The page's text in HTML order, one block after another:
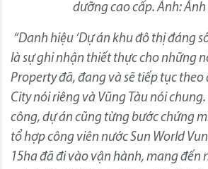
dưỡng cao cấp. Ảnh:
“Danh hiệu ‘Dự án khu đô thị đáng
là sự ghi nhận thiết thực cho những
Property đã, đang và sẽ tiếp tục
City nói riêng và Vũng Tàu nói
công, dự án cũng từng bước chứng
tổ hợp công viên nước Sun World
15ha đã đi vào vận hành, mang đến